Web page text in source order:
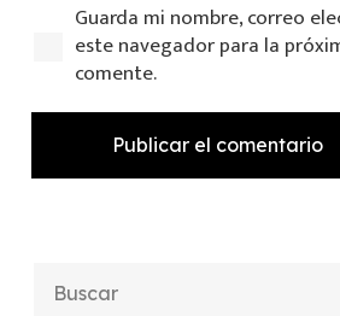
Guarda mi nombre, correo
este navegador para la
comente.
Publicar el comentario